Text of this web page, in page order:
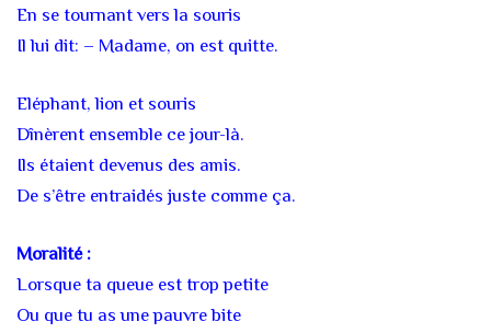
En se tournant vers la souris
Il lui dit: – Madame, on est quitte.
Eléphant, lion et souris
Dînèrent ensemble ce jour-là.
Ils étaient devenus des amis.
De s’être entraidés juste comme ça.
Moralité :
Lorsque ta queue est trop petite
Ou que tu as une pauvre bite